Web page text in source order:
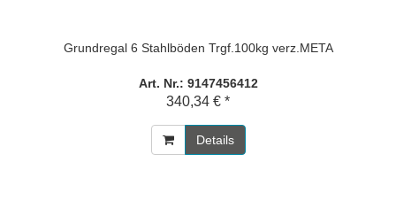
Grundregal 6 Stahlböden Trgf.100kg verz.META
Art. Nr.: 9147456412
340,34 € *
Details